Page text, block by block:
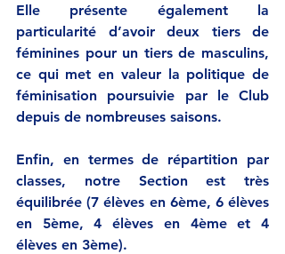
Elle présente également la
particularité d’avoir deux tiers de
féminines pour un tiers de masculins,
ce qui met en valeur la politique de
féminisation poursuivie par le Club
depuis de nombreuses saisons.
Enfin, en termes de répartition par
classes, notre Section est très
équilibrée (7 élèves en 6ème, 6 élèves
en 5ème, 4 élèves en 4ème et 4
élèves en 3ème).